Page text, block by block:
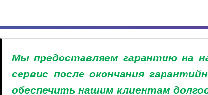
Мы предоставляем гарантию на
сервис после окончания
обеспечить нашим клиентам